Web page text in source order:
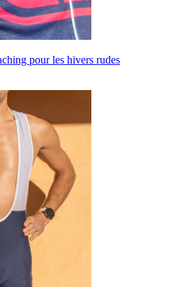
pour les hivers rudes